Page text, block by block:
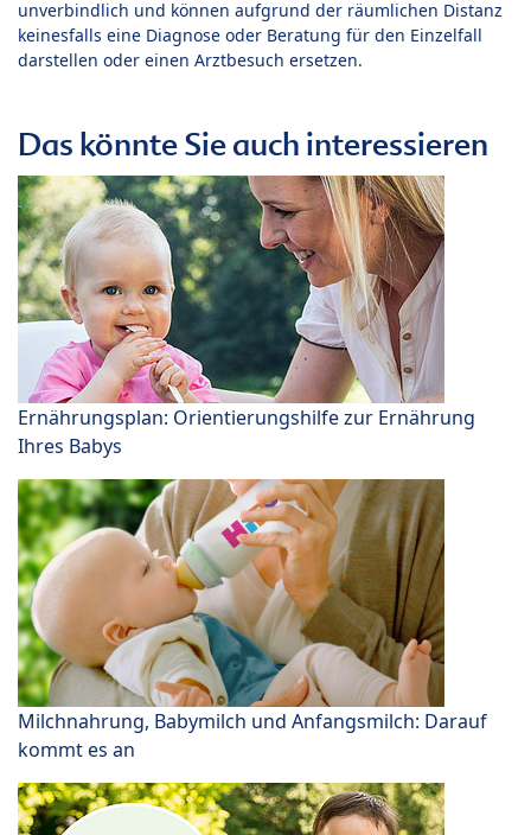
unverbindlich und können aufgrund der räumlichen Distanz
keinesfalls eine Diagnose oder Beratung für den Einzelfall
darstellen oder einen Arztbesuch ersetzen.
Das könnte Sie auch interessieren
Ernährungsplan: Orientierungshilfe zur Ernährung
Ihres Babys
Milchnahrung, Babymilch und Anfangsmilch: Darauf
kommt es an